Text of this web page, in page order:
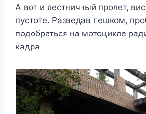
А вот и лестничный пролет,
пустоте. Разведав пешком,
подобраться на мотоцикле
кадра.